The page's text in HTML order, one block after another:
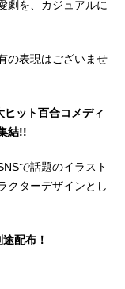
劇を、カジュアルに
の表現はございませ
ット百合コメディ
結!!
で話題のイラスト
クターデザインとし
配布！